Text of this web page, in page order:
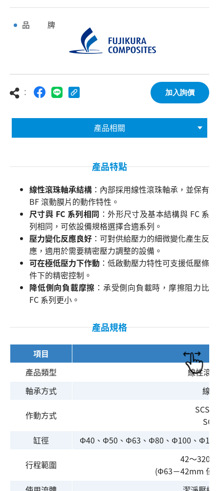
品 牌
： 加入詢價
產品相關
產品特點
線性滾珠軸承結構 ：內部採用線性滾珠軸承，並保有
BF 滾動膜片的動作特性。
尺寸與 FC 系列相同 ：外形尺寸及基本結構與 FC 系
列相同，可依設備規格選擇合適系列。
壓力變化反應良好 ：可對供給壓力的細微變化產生反
應，適用於需要精密壓力調整的設備。
可在極低壓力下作動 ：低啟動壓力特性可支援低壓條
件下的精密控制。
降低側向負載摩擦 ：承受側向負載時，摩擦阻力比
FC 系列更小。
產品規格
項目
產品類型
線性滾
軸承方式
線
作動方式
SCS
缸徑
Φ40、Φ50、Φ63、Φ80、Φ100、
行程範圍
42～
(Φ63－42mm 僅